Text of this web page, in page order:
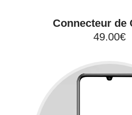
Connecteur de
49.00€